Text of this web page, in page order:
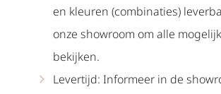
en kleuren (combinaties)
onze showroom om alle
bekijken.
Levertijd: Informeer in de